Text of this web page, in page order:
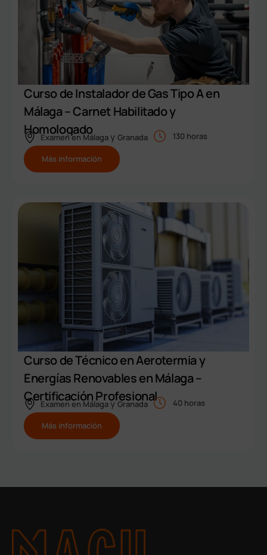
Curso de Instalador de Gas Tipo A en
Málaga – Carnet Habilitado y
Homologado
Examen enMálagay Granada 130 horas
Más información
Curso de Técnico en Aerotermia y
Energías Renovables en Málaga –
Certificación Profesional
Examen enMálagay Granada 40 horas
Más información